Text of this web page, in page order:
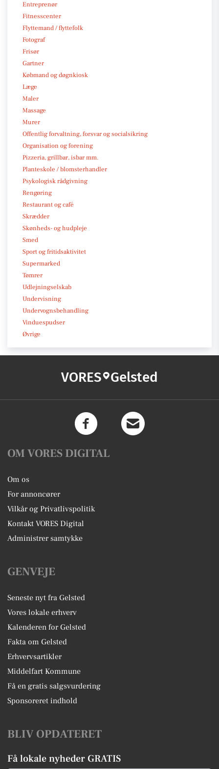
Entreprenør
Fitnesscenter
Flyttemand / flyttefolk
Fotograf
Frisør
Gartner
Købmand og døgnkiosk
Læge
Maler
Massage
Murer
Offentlig forvaltning, forsvar og socialsikring
Organisation og forening
Pizzeria, grillbar, isbar mm.
Planteskole / blomsterhandler
Psykologisk rådgivning
Rengøring
Restaurant og café
Skrædder
Skønheds- og hudpleje
Smed
Sport og fritidsaktivitet
Supermarked
Tømrer
Udlejningselskab
Undervisning
Undervognsbehandling
Vinduespudser
Øvrige
VORES Gelsted
OM VORES DIGITAL
Om os
For annoncører
Vilkår og Privatlivspolitik
Kontakt VORES Digital
Administrer samtykke
GENVEJE
Seneste nyt fra Gelsted
Vores lokale erhverv
Kalenderen for Gelsted
Fakta om Gelsted
Erhvervsartikler
Middelfart Kommune
Få en gratis salgsvurdering
Sponsoreret indhold
BLIV OPDATERET
Få lokale nyheder GRATIS